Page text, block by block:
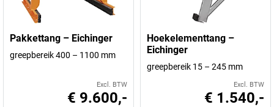
Pakkettang – Eichinger
greepbereik 400 – 1100 mm
Excl. BTW
€ 9.600,-
Hoekelementtang –
Eichinger
greepbereik 15 – 245 mm
Excl. BTW
€ 1.540,-